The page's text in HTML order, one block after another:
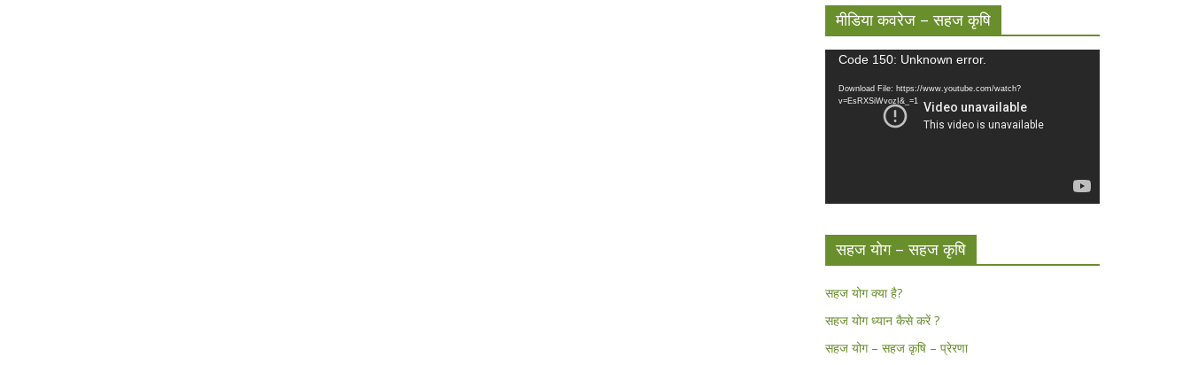
मीडिया कवरेज – सहज कृषि
Video
Code 150: Unknown error.
Download File: https://www.youtube.com/watch?
v=EsRXSiWvozI&_=1
सहज योग – सहज कृषि
सहज योग क्या है?
सहज योग ध्यान कैसे करें ?
सहज योग – सहज कृषि – प्रेरणा